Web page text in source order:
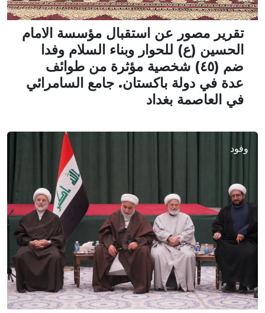
تقرير مصور عن استقبال مؤسسة الامام
الحسين (ع) للحوار وبناء السلام وفدا
ضم (٤٥) شخصية مؤثرة من طوائف
عدة في دولة باكستان. جامع السامرائي
في العاصمة بغداد
وفود